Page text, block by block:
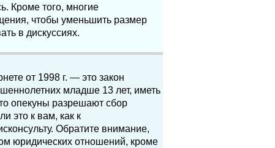
Кроме того, многие
чтобы уменьшить размер
в дискуссиях.
от 1998 г. — это закон
младше 13 лет, иметь
опекуны разрешают сбор
это к вам, как к
Обратите внимание,
юридических отношений, кроме